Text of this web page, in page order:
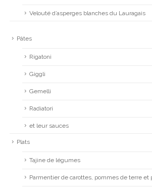
Velouté d’asperges blanches du Lauragais
Pâtes
Rigatoni
Giggli
Gemelli
Radiatori
et leur sauces
Plats
Tajine de légumes
Parmentier de carottes, pommes de terre et